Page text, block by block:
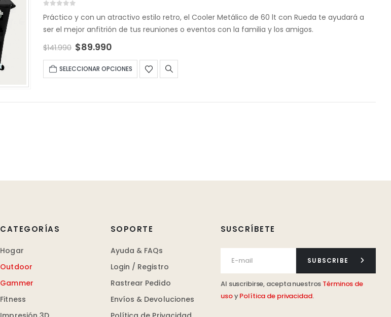
Práctico y con un atractivo estilo retro, el Cooler Metálico de 60 lt con Rueda te ayudará a
ser el mejor anfitrión de tus reuniones o eventos con la familia y los amigos.
$141.990 El
precio
original
era:
$89.990
actual
es:
SELECCIONAR OPCIONES
Este
producto
múltiples
SUSCRÍBETE
SUBSCRIBE
Al suscribirse, acepta nuestros Términos de
usoyPolítica de privacidad.
CATEGORÍAS
Hogar
Outdoor
Gammer
Fitness
SOPORTE
Ayuda & FAQs
Login / Registro
Rastrear Pedido
Envíos & Devoluciones